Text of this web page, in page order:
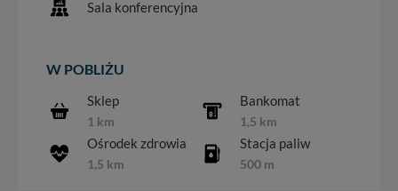
Sala konferencyjna
W POBLIŻU
Sklep
1 km
Bankomat
1,5 km
Ośrodek zdrowia
1,5 km
Stacja paliw
500 m